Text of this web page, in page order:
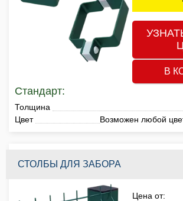
В
Стандарт:
Толщина
Цвет
Возможен любой
СТОЛБЫ ДЛЯ ЗАБОРА
Цена от: